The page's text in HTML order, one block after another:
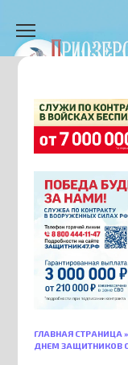
содержанию
ГЛАВНАЯ СТРАНИЦА »
ДНЕМ ЗАЩИТНИКОВ